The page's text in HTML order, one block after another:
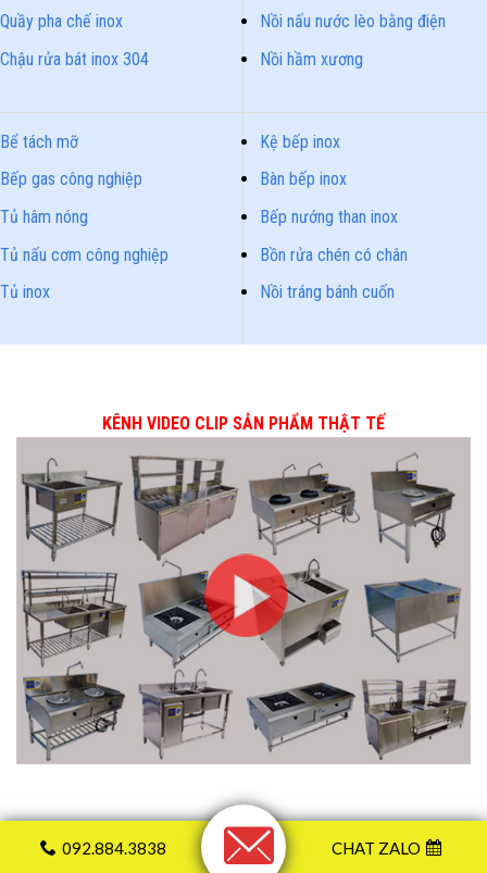
092.884.3838 CHAT ZALO
Quầy pha chế inox
Chậu rửa bát inox 304
Nồi nấu nước lèo bằng điện
Nồi hầm xương
Bể tách mỡ
Bếp gas công nghiệp
Tủ hâm nóng
Tủ nấu cơm công nghiệp
Tủ inox
Kệ bếp inox
Bàn bếp inox
Bếp nướng than inox
Bồn rửa chén có chân
Nồi tráng bánh cuốn
KÊNH VIDEO CLIP SẢN PHẨM THẬT TẾ
BẢN ĐỒ ĐẾN DOANH NGHIỆP